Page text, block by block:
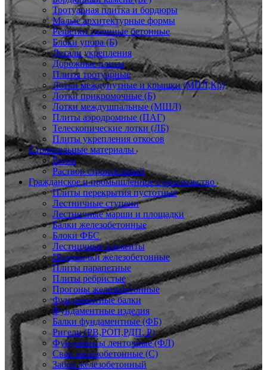
Тротуарная плитка и бордюры
Малые архитектурные формы
Решетки газонные бетонные
Блоки упора (Б)
Детали укрепления
Дорожные плиты
Плиты тротуарные
Лотки междупутные и крышки (МПЛ,Кр)
Лотки прикромочные (Б)
Лотки междушпальные (МШЛ)
Плиты аэродромные (ПАГ)
Телескопические лотки (ЛБ)
Плиты укрепления откосов
Строительные материалы
Бетон
Раствор строительный
Гражданское и промышленное строительство
Плиты перекрытия пустотные
Лестничные ступени
Лестничные марши и площадки
Балки железобетонные
Блоки ФБС
Лестничные элементы
Перемычки железобетонные
Плиты парапетные
Плиты ребристые
Прогоны железобетонные
Фундаментные балки
Фундаментные изделия
Балки фундаментные (ФБ)
Ригели (РВ,РОП,РДП, Р)
Фундаменты ленточные (ФЛ)
Сваи железобетонные (С)
Забор железобетонный